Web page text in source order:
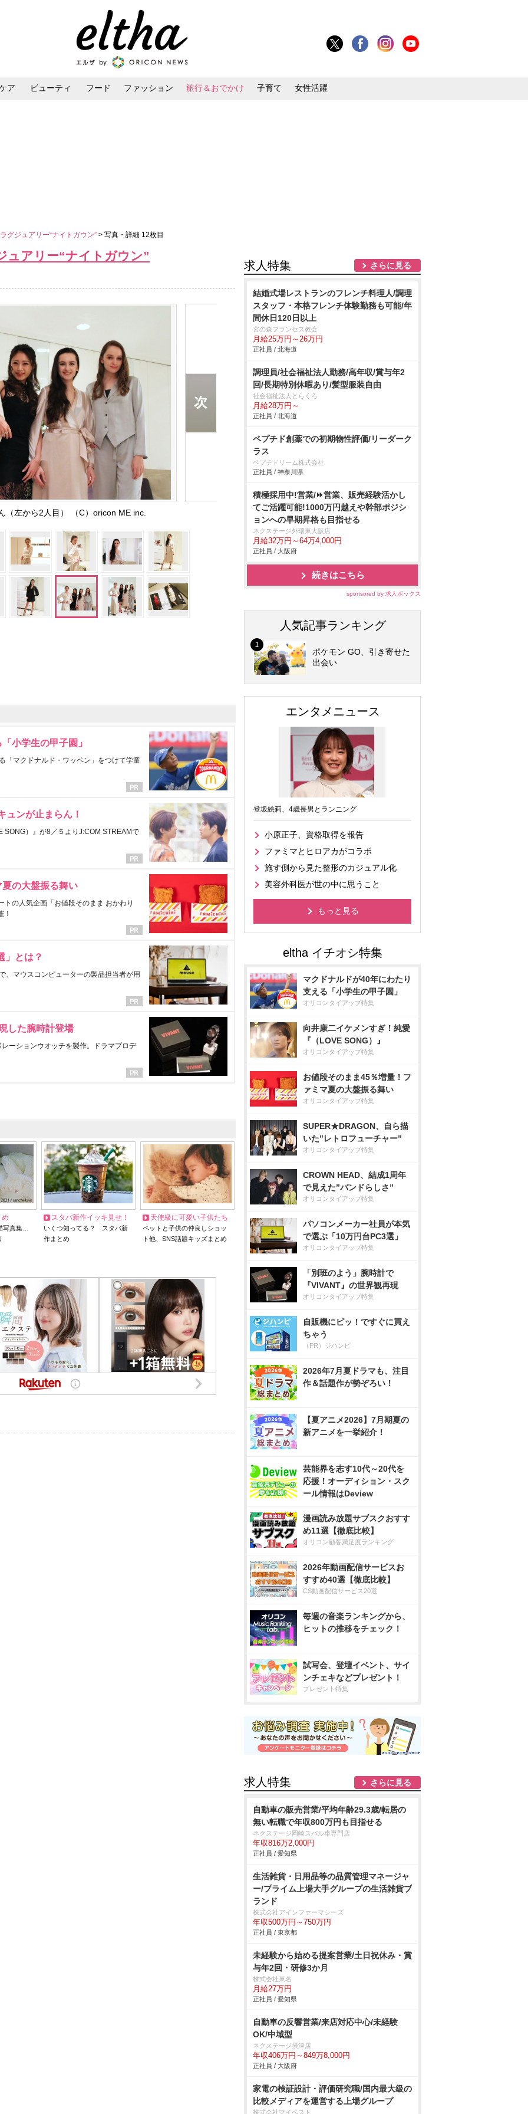
ア ビューティ フード ファッション 旅行＆おでかけ 子育て 女性活躍
ジュアリー“ナイトガウン” > 写真・詳細 12枚目
アリー“ナイトガウン”
（左から2人目） （C）oricon ME inc.
小学生の甲子園」
「マクドナルド・ワッペン」をつけて学童
ュンが止まらん！
SONG）』が8／５よりJ:COM STREAMで
の大盤振る舞い
の人気企画「お値段そのまま おかわり
！
」とは？
、マウスコンピューターの製品担当者が用
した腕時計登場
ーションウオッチを製作。ドラマプロデ
め
写真集…
スタバ新作イッキ見せ！
いくつ知ってる？ スタバ新
作まとめ
天使級に可愛い子供たち
ペットと子供の仲良しショッ
ト他、SNS話題キッズまとめ
求人特集 さらに見る
結婚式場レストランのフレンチ料理人/調理
スタッフ・本格フレンチ体験勤務も可能/年
間休日120日以上
宮の森フランセス教会
月給25万円～26万円
正社員 / 北海道
調理員/社会福祉法人勤務/高年収/賞与年2
回/長期特別休暇あり/髪型服装自由
社会福祉法人とらくろ
月給28万円～
正社員 / 北海道
ペプチド創薬での初期物性評価/リーダーク
ラス
ペプチドリーム株式会社
正社員 / 神奈川県
積極採用中!営業/⏩️営業、販売経験活かし
てご活躍可能!1000万円越えや幹部ポジシ
ョンへの早期昇格も目指せる
ネクステージ外環東大阪店
月給32万円～64万4,000円
正社員 / 大阪府
続きはこちら
sponsored by 求人ボックス
人気記事ランキング
ポケモン GO、引き寄せた
出会い
エンタメニュース
登坂絵莉、4歳長男とランニング
小原正子、資格取得を報告
ファミマとヒロアカがコラボ
施す側から見た整形のカジュアル化
美容外科医が世の中に思うこと
もっと見る
マクドナルドが40年にわたり
支える「小学生の甲子園」
オリコンタイアップ特集
向井康二イケメンすぎ！純愛
『（LOVE SONG）』
オリコンタイアップ特集
お値段そのまま45％増量！フ
ァミマ夏の大盤振る舞い
オリコンタイアップ特集
SUPER★DRAGON、自ら描
いた”レトロフューチャー”
オリコンタイアップ特集
CROWN HEAD、結成1周年
で見えた”バンドらしさ”
オリコンタイアップ特集
パソコンメーカー社員が本気
で選ぶ「10万円台PC3選」
オリコンタイアップ特集
「別班のよう」腕時計で
『VIVANT』の世界観再現
オリコンタイアップ特集
自販機にピッ！ですぐに買え
ちゃう
（PR）ジハンピ
2026年7月夏ドラマも、注目
作＆話題作が勢ぞろい！
【夏アニメ2026】7月期夏の
新アニメを一挙紹介！
芸能界を志す10代～20代を
応援！オーディション・スク
ール情報はDeview
漫画読み放題サブスクおすす
め11選【徹底比較】
オリコン顧客満足度ランキング
2026年動画配信サービスお
すすめ40選【徹底比較】
CS動画配信サービス20選
毎週の音楽ランキングから、
ヒットの推移をチェック！
試写会、登壇イベント、サイ
ンチェキなどプレゼント！
プレゼント特集
求人特集 さらに見る
自動車の販売営業/平均年齢29.3歳/転居の
無い転職で年収800万円も目指せる
ネクステージ岡崎スバル車専門店
年収816万2,000円
正社員 / 愛知県
生活雑貨・日用品等の品質管理マネージャ
ー/プライム上場大手グループの生活雑貨ブ
ランド
株式会社アインファーマシーズ
年収500万円～750万円
正社員 / 東京都
未経験から始める提案営業/土日祝休み・賞
与年2回・研修3か月
株式会社東名
月給27万円
正社員 / 愛知県
自動車の反響営業/来店対応中心/未経験
OK/中域型
ネクステージ摂津店
年収406万円～849万8,000円
正社員 / 大阪府
家電の検証設計・評価研究職/国内最大級の
比較メディアを運営する上場グループ
株式会社マイベスト